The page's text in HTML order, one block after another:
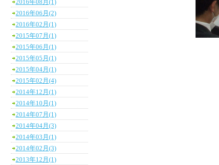
2016年08月(1)
2016年06月(2)
2016年02月(1)
2015年07月(1)
2015年06月(1)
2015年05月(1)
2015年04月(1)
2015年02月(4)
2014年12月(1)
2014年10月(1)
2014年07月(1)
2014年04月(3)
2014年03月(1)
2014年02月(3)
2013年12月(1)